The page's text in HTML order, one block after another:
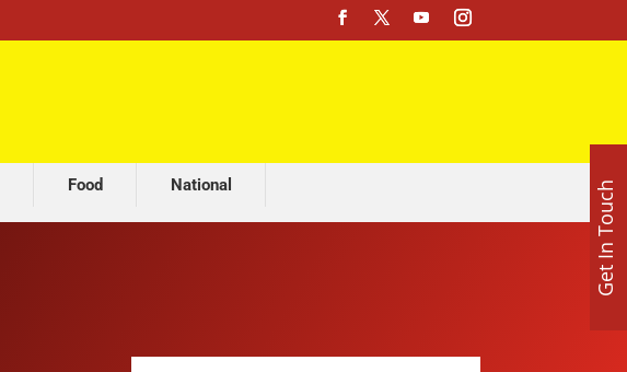
Food
National
Get In Touch